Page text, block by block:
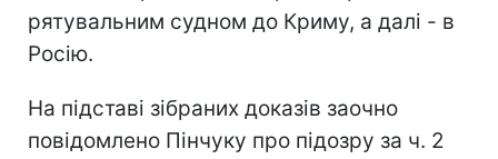
рятувальним судном до Криму, а далі - в
Росію.
На підставі зібраних доказів заочно
повідомлено Пінчуку про підозру за ч. 2